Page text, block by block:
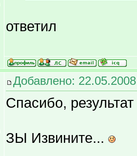
ответил
Добавлено:
Спасибо,
ЗЫ Извините...